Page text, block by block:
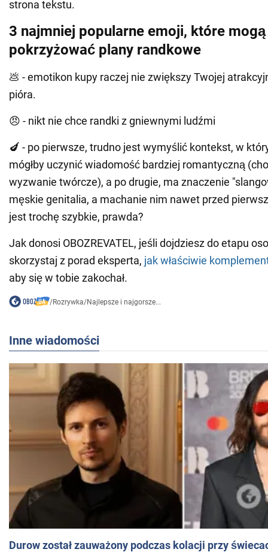
strona tekstu.
3 najmniej popularne emoji, które
pokrzyżować plany randkowe
💩 - emotikon kupy raczej nie zwiększy Twojej
pióra.
😠 - nikt nie chce randki z gniewnymi ludźmi
🍆 - po pierwsze, trudno jest wymyślić kontekst, w
mógłby uczynić wiadomość bardziej romantyczną
wyzwanie twórcze), a po drugie, ma znaczenie
męskie genitalia, a machanie nim nawet przed
jest trochę szybkie, prawda?
Jak donosi OBOZREVATEL, jeśli dojdziesz do etapu
skorzystaj z porad eksperta, jak właściwie
aby się w tobie zakochał.
/Rozrywka/Najlepsze i najgorsze...
Inne wiadomości
Durow został zauważony podczas kolacji przy